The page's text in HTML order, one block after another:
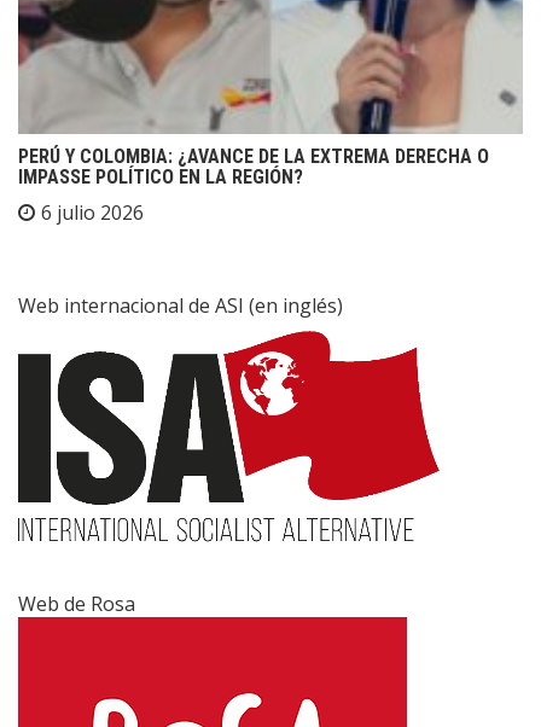
PERÚ Y COLOMBIA: ¿AVANCE DE LA EXTREMA DERECHA O
IMPASSE POLÍTICO EN LA REGIÓN?
6 julio 2026
Web internacional de ASI (en inglés)
Web de Rosa